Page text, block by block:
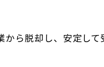
ら脱却し、安定して